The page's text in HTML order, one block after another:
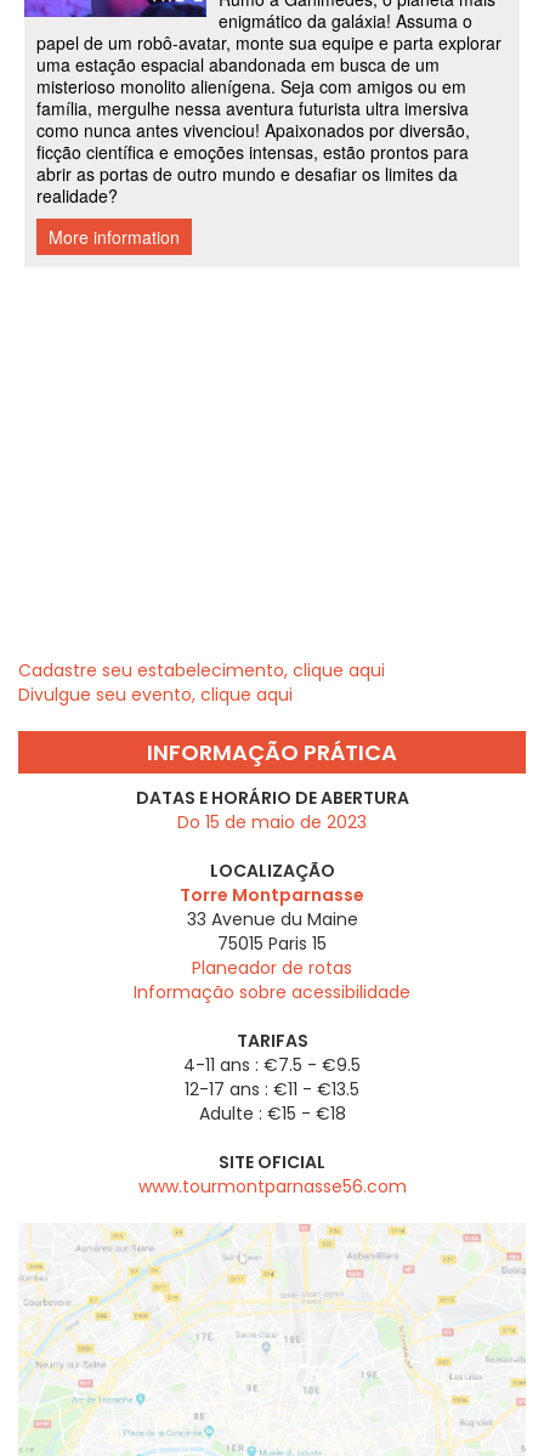
Cadastre seu estabelecimento, clique aqui
Divulgue seu evento, clique aqui
INFORMAÇÃO PRÁTICA
DATAS E HORÁRIO DE ABERTURA
Do 15 de maio de 2023
LOCALIZAÇÃO
Torre Montparnasse
33 Avenue du Maine
75015 Paris 15
Planeador de rotas
Informação sobre acessibilidade
TARIFAS
4-11 ans : €7.5 - €9.5
12-17 ans : €11 - €13.5
Adulte : €15 - €18
SITE OFICIAL
www.tourmontparnasse56.com